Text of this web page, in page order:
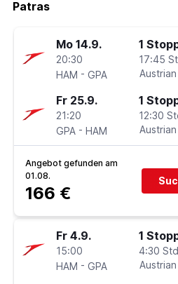
Patras
Mo 14.9.
20:30
HAM - GPA
1
17:45
Austrian
Fr 25.9.
21:20
GPA - HAM
1
12:30
Austrian
Angebot gefunden am
01.08.
166 €
Fr 4.9.
15:00
HAM - GPA
1
4:30
Austrian